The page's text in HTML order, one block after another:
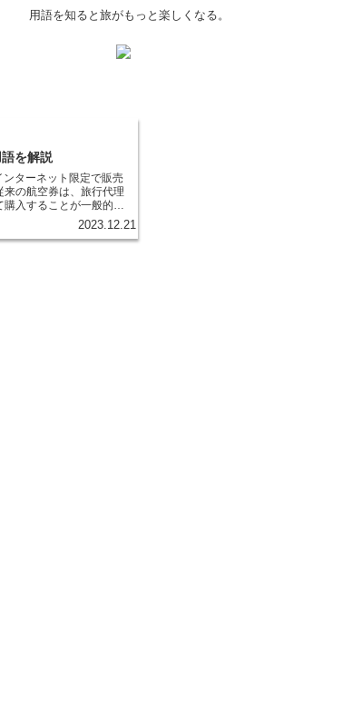
用語を知ると旅がもっと楽しくなる。
を解説
ンターネット限定で販売
の航空券は、旅行代理
入することが一般的で
及により、航空券をオン
きるようになりました。
きるというメリットに
2023.12.21